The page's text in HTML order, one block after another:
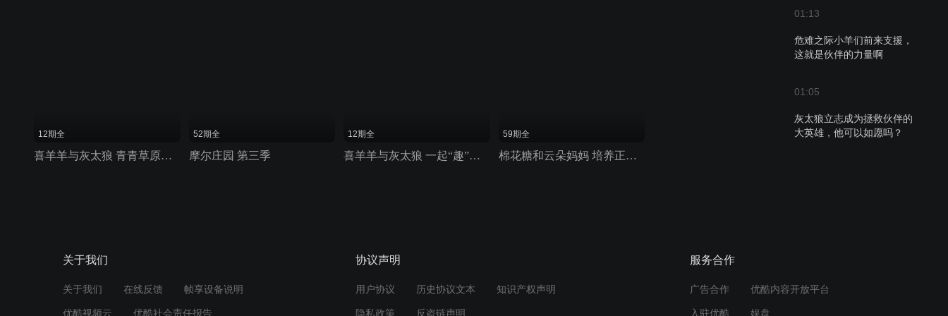
01:13
危难之际小羊们前来支援，
这就是伙伴的力量啊
01:05
灰太狼立志成为拯救伙伴的
大英雄，他可以如愿吗？
色跨时空重逢笑料不断
12期全
喜羊羊与灰太狼 青青草原发明家
52期全
摩尔庄园 第三季
12期全
喜羊羊与灰太狼 一起“趣”运动
59期全
棉花糖和云朵妈妈 培养正确价值观特辑
关于我们
关于我们 在线反馈 帧享设备说明
优酷视频云 优酷社会责任报告
协议声明
用户协议 历史协议文本 知识产权声明
隐私政策 反盗链声明
服务合作
广告合作 优酷内容开放平台
入驻优酷 娱盘